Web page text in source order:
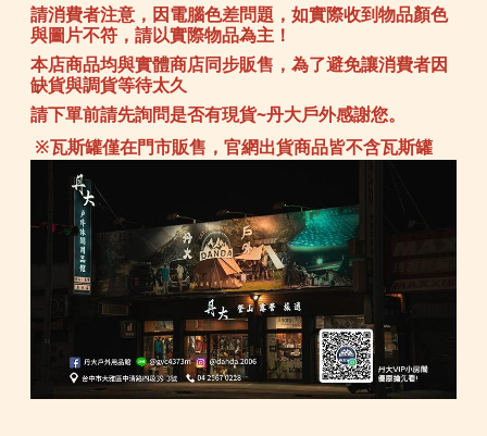
請消費者注意，因電腦色差問題，如實際收到物品顏色
與圖片不符，請以實際物品為主！
本店商品均與實體商店同步販售，為了避免讓消費者因
缺貨與調貨等待太久
請下單前請先詢問是否有現貨~丹大戶外感謝您。
※瓦斯罐僅在門市販售，官網出貨商品皆不含瓦斯罐